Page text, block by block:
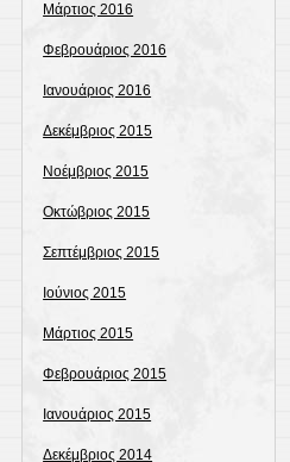
Μάρτιος 2016
Φεβρουάριος 2016
Ιανουάριος 2016
Δεκέμβριος 2015
Νοέμβριος 2015
Οκτώβριος 2015
Σεπτέμβριος 2015
Ιούνιος 2015
Μάρτιος 2015
Φεβρουάριος 2015
Ιανουάριος 2015
Δεκέμβριος 2014